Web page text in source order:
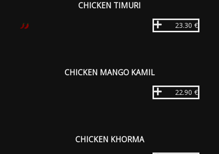
CHICKEN TIMURI
23.30 €
CHICKEN MANGO KAMIL
22.90 €
CHICKEN KHORMA